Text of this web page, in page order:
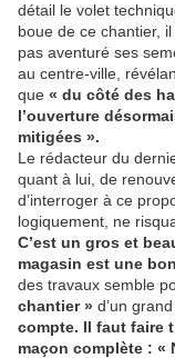
détail le volet
boue de ce chantier,
pas aventuré ses
au centre-ville,
que « du côté des
l’ouverture
mitigées ».
Le rédacteur du
quant à lui, de
d’interroger à ce
logiquement, ne
C’est un gros et
magasin est une
des travaux semble
chantier » d’un
compte. Il faut faire
maçon complète : «